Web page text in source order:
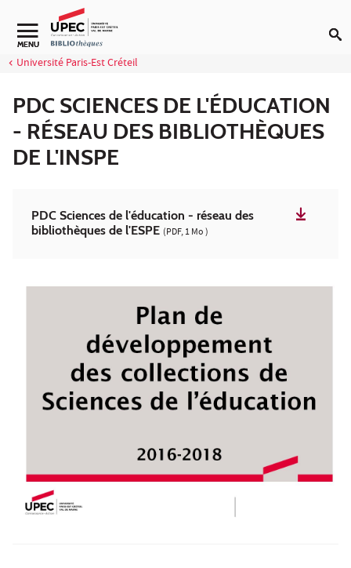
Aller au contenu
Navigation secondaire
MENU
Université Paris-Est Créteil
PDC SCIENCES DE L'ÉDUCATION
- RÉSEAU DES BIBLIOTHÈQUES
DE L'INSPE
PDC Sciences de l'éducation - réseau des
bibliothèques de l'ESPE (PDF, 1 Mo )